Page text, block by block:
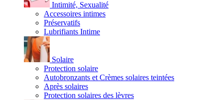
Intimité, Sexualité
Accessoires intimes
Préservatifs
Lubrifiants Intime
Solaire
Protection solaire
Autobronzants et Crèmes solaires teintées
Après solaires
Protection solaires des lèvres